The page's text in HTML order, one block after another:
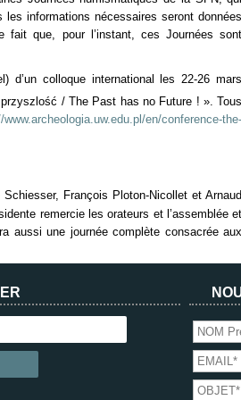
informations nécessaires seront données
que, pour l’instant, ces Journées sont
colloque international les 22-26 mars
/ The Past has no Future ! ». Tous
www.archeologia.uw.edu.pl/en/conference-the-
François Ploton-Nicollet et Arnaud
remercie les orateurs et l’assemblée et
aussi une journée complète consacrée aux